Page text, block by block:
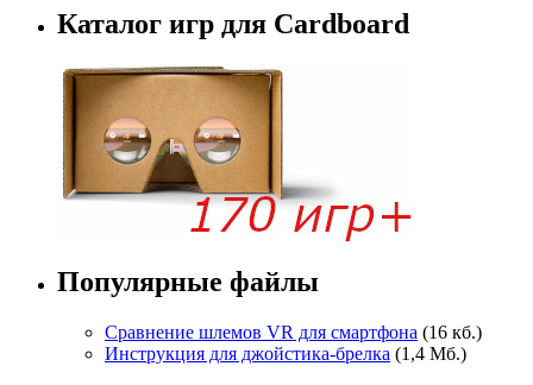
Каталог игр для Cardboard
Популярные файлы
Сравнение шлемов VR для смартфона (16 кб.)
Инструкция для джойстика-брелка (1,4 Мб.)